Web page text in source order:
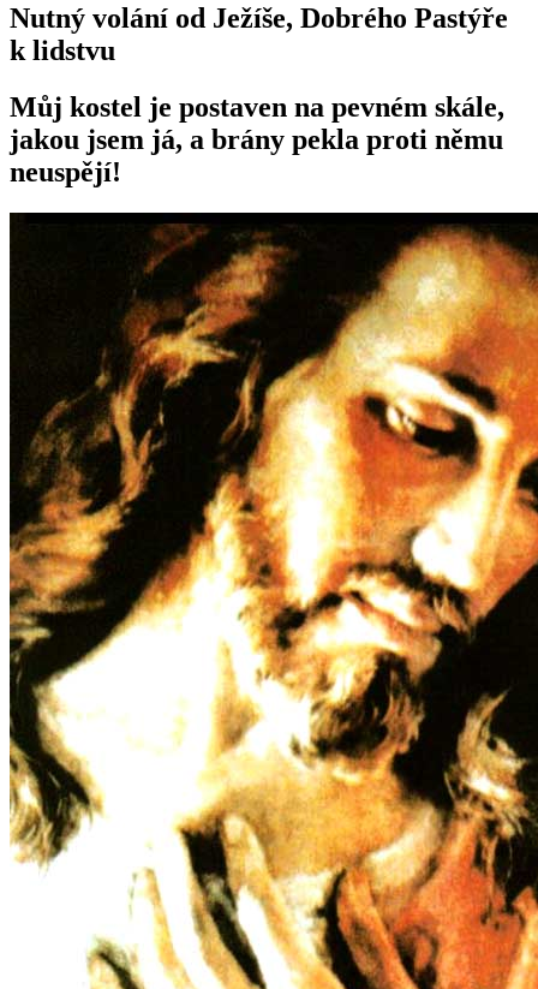
Nutný volání od Ježíše, Dobrého Pastýře
k lidstvu
Můj kostel je postaven na pevném skále,
jakou jsem já, a brány pekla proti němu
neuspějí!